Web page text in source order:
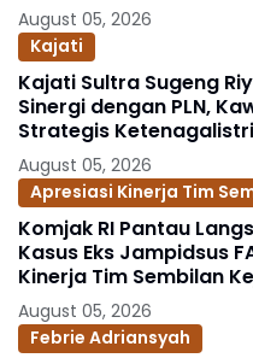
August 05, 2026
Kajati
Kajati Sultra Sugeng
Sinergi dengan PLN,
Strategis
Berlandaskan
August 05, 2026
Apresiasi Kinerja Tim
Komjak RI Pantau
Kasus Eks Jampidsus
Kinerja Tim Sembilan
August 05, 2026
Febrie Adriansyah